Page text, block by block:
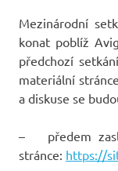
Mezinárodní
konat poblíž
předchozí
materiální
a diskuse se
– předem
stránce: https://